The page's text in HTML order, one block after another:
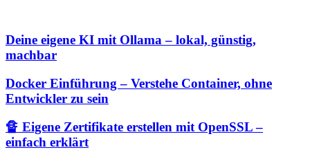
Deine eigene KI mit Ollama – lokal, günstig,
machbar
Docker Einführung – Verstehe Container, ohne
Entwickler zu sein
🔏 Eigene Zertifikate erstellen mit OpenSSL –
einfach erklärt